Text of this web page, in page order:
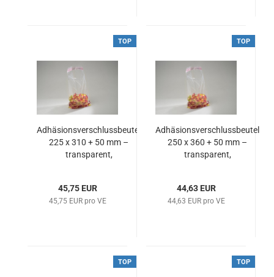
TOP
Adhäsionsverschlussbeutel
225 x 310 + 50 mm –
transparent,
45,75 EUR
45,75 EUR pro VE
TOP
Adhäsionsverschlussbeutel
250 x 360 + 50 mm –
transparent,
44,63 EUR
44,63 EUR pro VE
TOP TOP